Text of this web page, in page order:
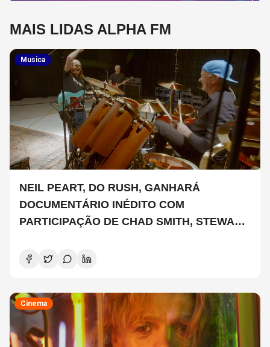
MAIS LIDAS ALPHA FM
Musica
NEIL PEART, DO RUSH, GANHARÁ
DOCUMENTÁRIO INÉDITO COM
PARTICIPAÇÃO DE CHAD SMITH, STEWART
Cinema